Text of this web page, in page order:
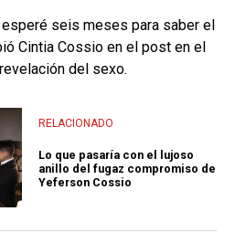
seis meses para saber el
Cintia Cossio en el post en el
del sexo.
RELACIONADO
Lo que pasaría con el lujoso
anillo del fugaz compromiso de
Yeferson Cossio